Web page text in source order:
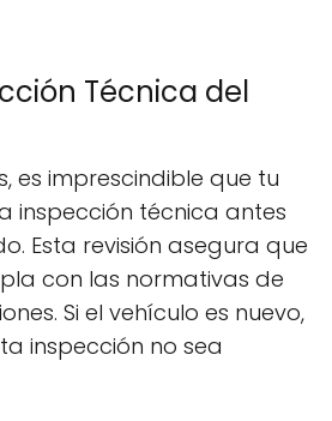
Técnica del
es imprescindible que tu
inspección técnica antes
Esta revisión asegura que
con las normativas de
Si el vehículo es nuevo,
inspección no sea